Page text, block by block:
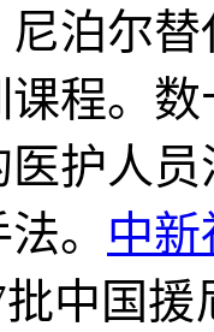
泊尔
程。
护人
。 中新
中国